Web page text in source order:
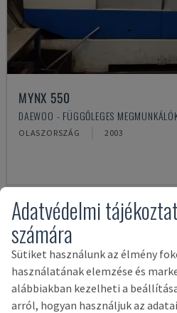
MYNX 550
DAEWOO - FÜGGŐLEGES
OLASZORSZÁG 2003
Adatvédelmi
számára
Sütiket használunk az élmény
használatának elemzése és
alábbiakban kezelheti a
arról, hogyan használjuk az